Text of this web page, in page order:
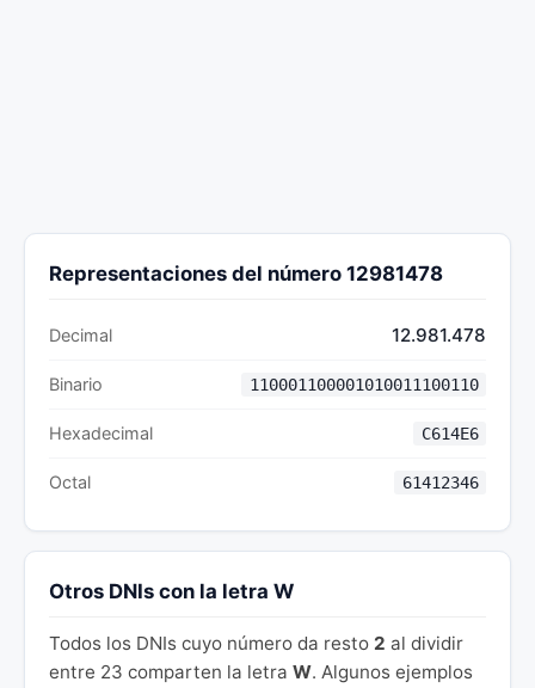
Representaciones del número 12981478
Decimal 12.981.478
Binario 110001100001010011100110
Hexadecimal C614E6
Octal 61412346
Otros DNIs con la letra W
Todos los DNIs cuyo número da resto 2 al dividir
entre 23 comparten la letra W. Algunos ejemplos